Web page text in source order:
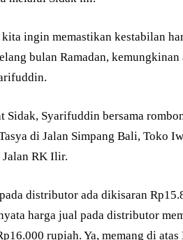
ingin memastikan kestabilan
bulan Ramadan,
Sidak, Syarifuddin bersama
di Jalan Simpang Bali, Toko
RK Ilir.
distributor ada dikisaran
harga jual pada distributor
rupiah. Ya, memang di